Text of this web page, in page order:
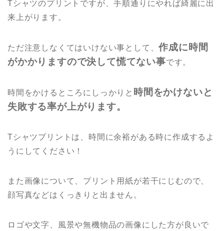
Tシャツのプリントですが、手順通りにやれば綺麗に出
来上がります。
ただ注意しなくてはいけない事として、作成に時間
がかかりますので決して慌てない事です。
時間をかけるところにしっかりと 時間をかけないと
失敗する率が上がります。
Tシャツプリントは、時間に余裕がある時に作成するよ
うにしてください！
また画像について、プリント用紙が若干にじむので、
顔写真などはくっきりと出ません。
ロゴや文字、風景や無機物品の画像にした方が良いで